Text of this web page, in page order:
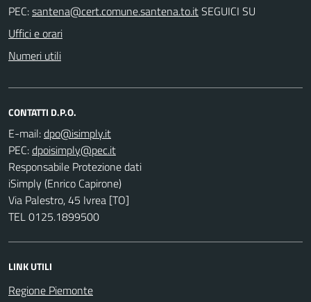
PEC:
SEGUICI SU
Uffici e orari
Numeri utili
CONTATTI D.P.O.
E-mail:
PEC:
Responsabile Protezione dati
iSimply (Enrico Capirone)
Via Palestro, 45 Ivrea [TO]
TEL 0125.1899500
LINK UTILI
Regione Piemonte